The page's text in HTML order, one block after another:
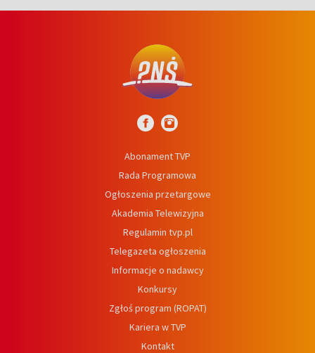
Abonament TVP
Rada Programowa
Ogłoszenia przetargowe
Akademia Telewizyjna
Regulamin tvp.pl
Telegazeta ogłoszenia
Informacje o nadawcy
Konkursy
Zgłoś program (ROPAT)
Kariera w TVP
Kontakt